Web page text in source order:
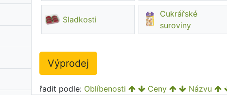
Sladkosti
Cukrářské
suroviny
Výprodej
řadit podle: Oblíbenosti Ceny Názvu